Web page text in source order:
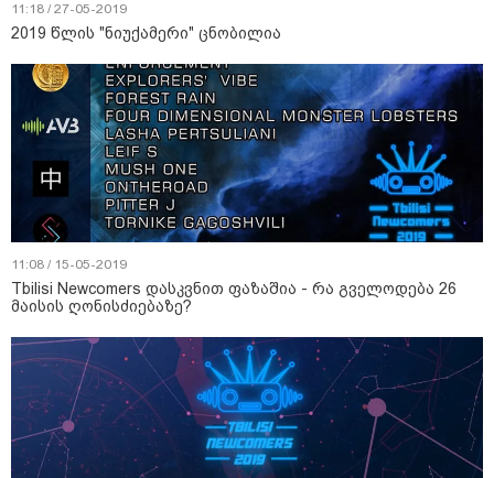
11:18 / 27-05-2019
2019 წლის "ნიუქამერი" ცნობილია
11:08 / 15-05-2019
Tbilisi Newcomers დასკვნით ფაზაშია - რა გველოდება 26
მაისის ღონისძიებაზე?